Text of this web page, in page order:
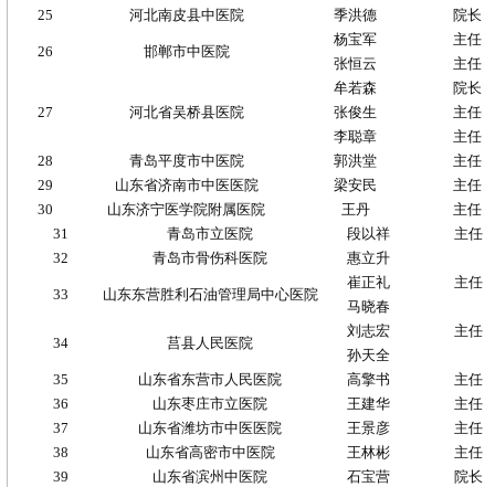
25
河北南皮县中医院 季洪德 院长
26 邯郸市中医院
杨宝军
主任
张恒云
主任
27 河北省吴桥县医院
牟若森
院长
张俊生
主任
李聪章
主任
28
青岛平度市中医院 郭洪堂
主任
29
山东省济南市中医医院 梁安民
主任
30
山东济宁医学院附属医院 王丹
主任
31
青岛市立医院 段以祥
主任
32
青岛市骨伤科医院 惠立升
33 山东东营胜利石油管理局中心医院
崔正礼
主任
马晓春
34 莒县人民医院
刘志宏
主任
孙天全
35
山东省东营市人民医院 高擎书
主任
36
山东枣庄市立医院 王建华
主任
37
山东省潍坊市中医医院 王景彦
主任
38
山东省高密市中医院 王林彬
主任
39
山东省滨州中医院 石宝营
院长